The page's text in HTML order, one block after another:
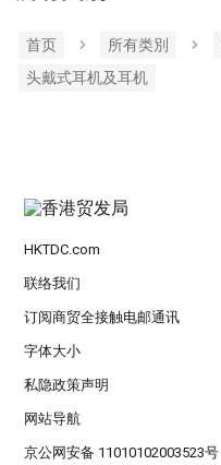
首页 所有类別
头戴式耳机及耳机
HKTDC.com
联络我们
订阅商贸全接触电邮通讯
字体大小
私隐政策声明
网站导航
京公网安备 11010102003523号